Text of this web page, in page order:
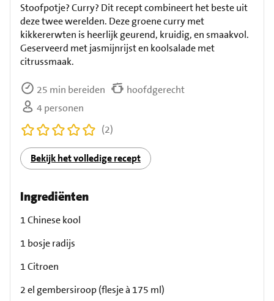
Stoofpotje? Curry? Dit recept combineert het beste uit
deze twee werelden. Deze groene curry met
kikkererwten is heerlijk geurend, kruidig, en smaakvol.
Geserveerd met jasmijnrijst en koolsalade met
citrussmaak.
25 min bereiden
hoofdgerecht
4 personen
(2)
Bekijk het volledige recept
Ingrediënten
1 Chinese kool
1 bosje radijs
1 Citroen
2 el gembersiroop (flesje à 175 ml)